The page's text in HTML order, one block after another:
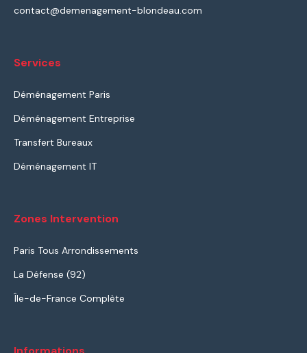
contact@demenagement-blondeau.com
Services
Déménagement Paris
Déménagement Entreprise
Transfert Bureaux
Déménagement IT
Zones Intervention
Paris Tous Arrondissements
La Défense (92)
Île-de-France Complète